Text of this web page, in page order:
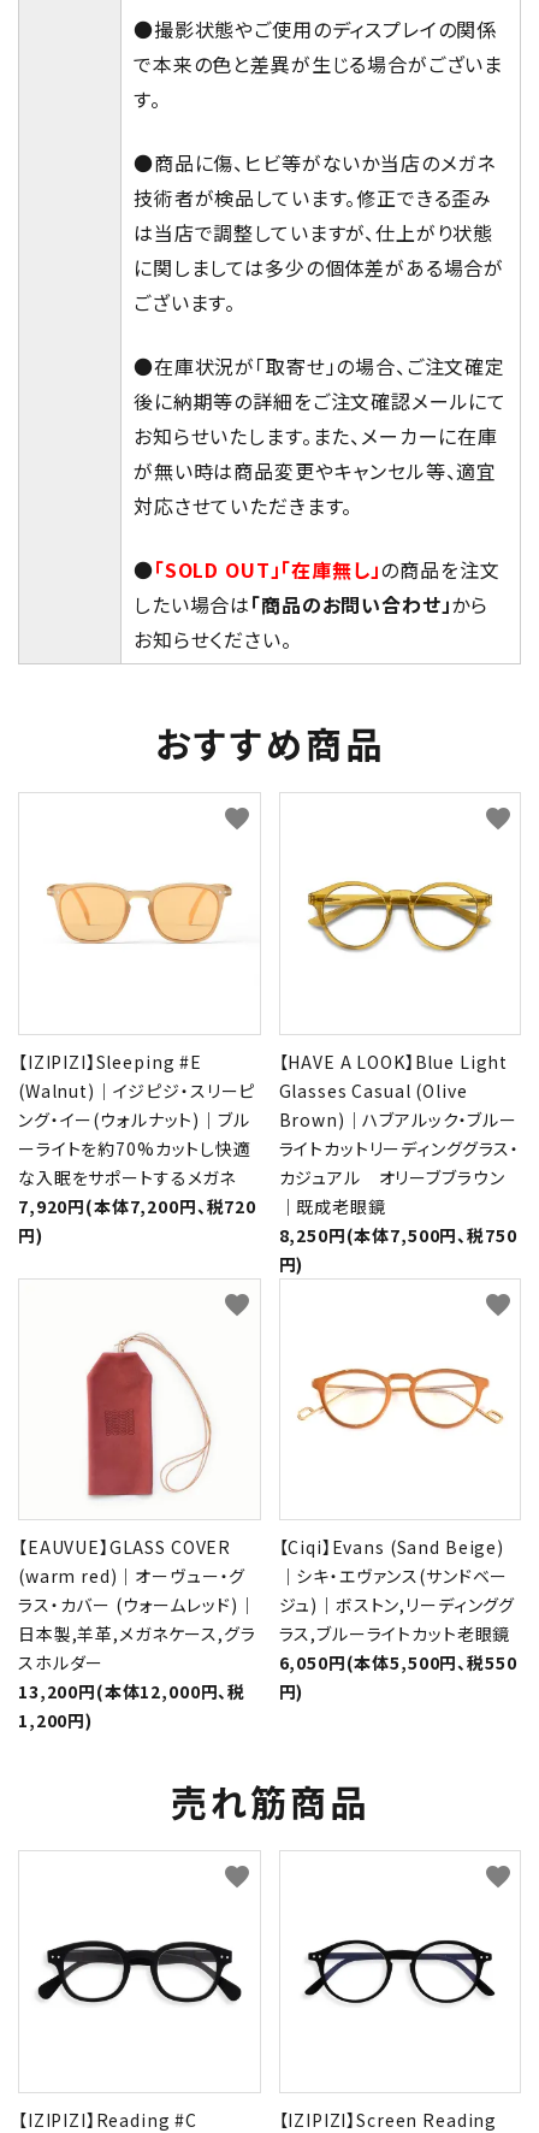
●撮影状態やご使用のディスプレイの関係
で本来の色と差異が生じる場合がございま
す。
●商品に傷、ヒビ等がないか当店のメガネ
技術者が検品しています。修正できる歪み
は当店で調整していますが、仕上がり状態
に関しましては多少の個体差がある場合が
ございます。
●在庫状況が「取寄せ」の場合、ご注文確定
後に納期等の詳細をご注文確認メールにて
お知らせいたします。また、メーカーに在庫
が無い時は商品変更やキャンセル等、適宜
対応させていただきます。
●「SOLD OUT」「在庫無し」の商品を注文
したい場合は「商品のお問い合わせ」から
お知らせください。
おすすめ商品
【IZIPIZI】Sleeping #E
(Walnut)｜イジピジ・スリーピ
ング・イー(ウォルナット)｜ブル
ーライトを約70%カットし快適
な入眠をサポートするメガネ
7,920円(本体7,200円、税720
円)
favorite
【HAVE A LOOK】Blue Light
Glasses Casual (Olive
Brown)｜ハブアルック・ブルー
ライトカットリーディンググラス・
カジュアル オリーブブラウン
｜既成老眼鏡
8,250円(本体7,500円、税750
円)
favorite
【EAUVUE】GLASS COVER
(warm red)｜オーヴュー・グ
ラス・カバー (ウォームレッド)｜
日本製,羊革,メガネケース,グラ
スホルダー
13,200円(本体12,000円、税
1,200円)
favorite
【Ciqi】Evans (Sand Beige)
｜シキ・エヴァンス(サンドベー
ジュ)｜ボストン,リーディンググ
ラス,ブルーライトカット老眼鏡
6,050円(本体5,500円、税550
円)
favorite
売れ筋商品
【IZIPIZI】Reading #C
favorite
【IZIPIZI】Screen Reading
favorite